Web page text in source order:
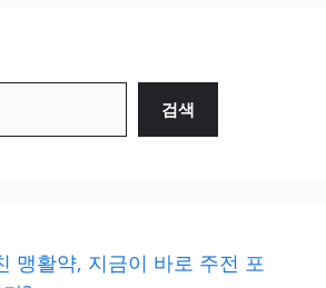
검색
맹활약, 지금이 바로 주전 포